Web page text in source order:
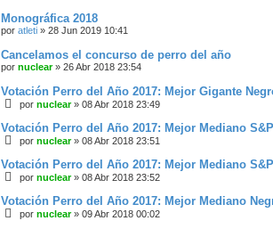
Monográfica 2018
por atleti » 28 Jun 2019 10:41
Cancelamos el concurso de perro del año
por nuclear» 26 Abr 2018 23:54
Votación Perro del Año 2017: Mejor Gigante
por nuclear» 08 Abr 2018 23:49
Votación Perro del Año 2017: Mejor Mediano
por nuclear» 08 Abr 2018 23:51
Votación Perro del Año 2017: Mejor Mediano
por nuclear» 08 Abr 2018 23:52
Votación Perro del Año 2017: Mejor Mediano
por nuclear» 09 Abr 2018 00:02